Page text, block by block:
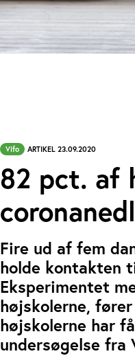
Vifo ARTIKEL 23.09.2020
82 pct. af
Fire ud af fem
holde kontakten
Eksperimentet
højskolerne,
højskolerne har
undersøgelse fra